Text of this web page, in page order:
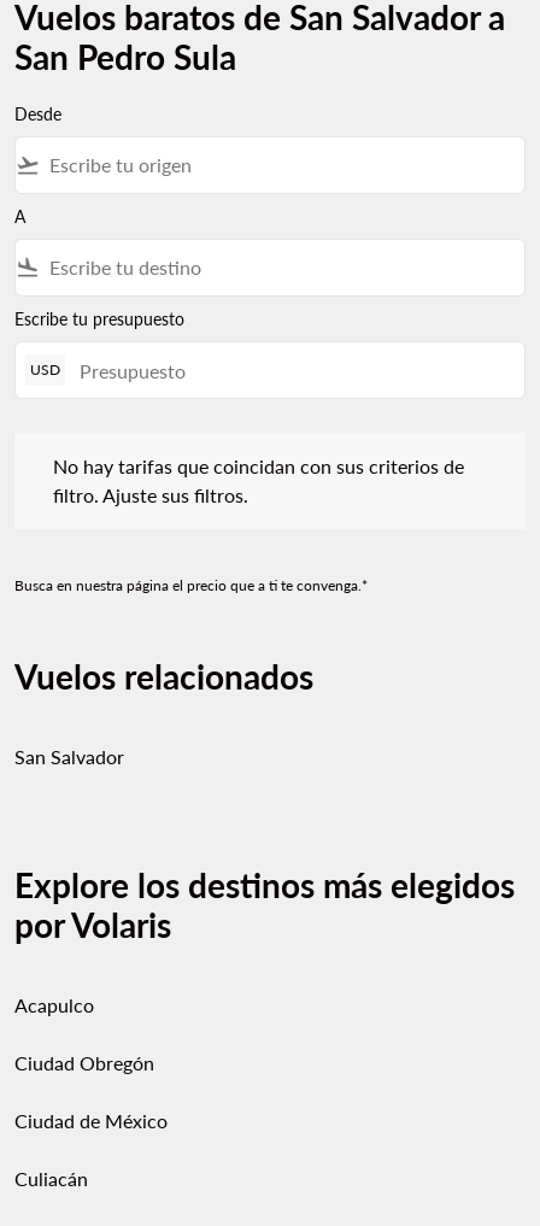
Vuelos baratos de San Salvador a
San Pedro Sula
Desde
flight_takeoff
A
flight_land
Escribe tu presupuesto
USD
No hay tarifas que coincidan con sus criterios de
filtro. Ajuste sus filtros.
Busca en nuestra página el precio que a ti te convenga.*
Vuelos relacionados
San Salvador
Explore los destinos más elegidos
por Volaris
Acapulco
Ciudad Obregón
Ciudad de México
Culiacán